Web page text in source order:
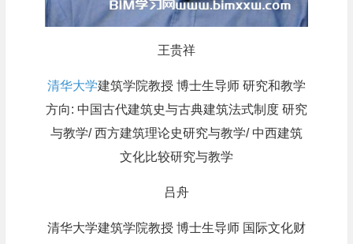
王贵祥
清华大学建筑学院教授 博士生导师 研究和教学
方向: 中国古代建筑史与古典建筑法式制度 研究
与教学/ 西方建筑理论史研究与教学/ 中西建筑
文化比较研究与教学
吕舟
清华大学建筑学院教授 博士生导师 国际文化财